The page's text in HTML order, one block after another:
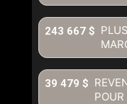
243 667 $
POUR
39 479 $